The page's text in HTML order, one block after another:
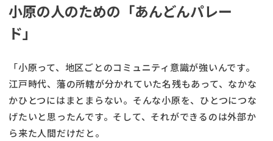
小原の人のための「あんどんパレー
ド」
「小原って、地区ごとのコミュニティ意識が強いんです。
江戸時代、藩の所轄が分かれていた名残もあって、なかな
かひとつにはまとまらない。そんな小原を、ひとつにつな
げたいと思ったんです。そして、それができるのは外部か
ら来た人間だけだと。